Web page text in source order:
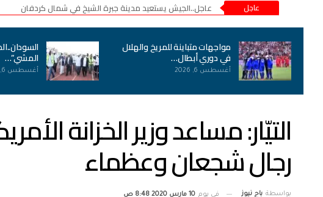
عاجل عاجل..الجيش يستعيد مدينة جبرة الشيخ في شمال كردفان
مواجهات متباينة للمريخ والهلال
في دوري أبطال…
أغسطس 6, 2026
المشي”…
أغسطس 6, 2026
التيّار: مساعد وزير الخزانة
رجال شجعان وعظماء
بواسطة باج نيوز في يوم 10 مارس 2020 8:48 ص